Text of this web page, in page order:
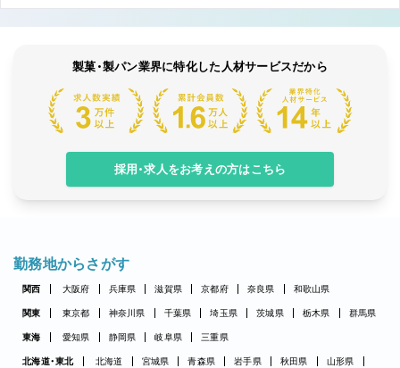
製菓・製パン業界に特化した人材サービスだから
採用・求人をお考えの方はこちら
勤務地からさがす
関西 大阪府 兵庫県 滋賀県 京都府 奈良県 和歌山県
関東 東京都 神奈川県 千葉県 埼玉県 茨城県 栃木県 群馬県
東海 愛知県 静岡県 岐阜県 三重県
北海道・東北 北海道 宮城県 青森県 岩手県 秋田県
山形県